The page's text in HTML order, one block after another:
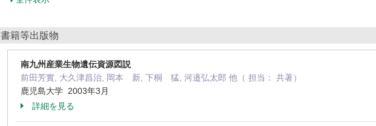
書籍等出版物
南九州産業生物遺伝資源図説
前田芳實, 大久津昌治, 岡本 新, 下桐 猛, 河邉弘太郎 他（ 担当： 共著）
鹿児島大学 2003年3月
詳細を見る